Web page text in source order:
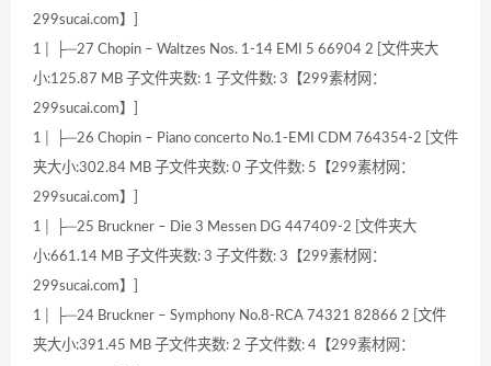
299sucai.com】]
1│ ├─27 Chopin – Waltzes Nos. 1-14 EMI 5 66904 2 [文件夹大
小:125.87 MB 子文件夹数: 1 子文件数: 3【299素材网：
299sucai.com】]
1│ ├─26 Chopin – Piano concerto No.1-EMI CDM 764354-2 [文件
夹大小:302.84 MB 子文件夹数: 0 子文件数: 5【299素材网：
299sucai.com】]
1│ ├─25 Bruckner – Die 3 Messen DG 447409-2 [文件夹大
小:661.14 MB 子文件夹数: 3 子文件数: 3【299素材网：
299sucai.com】]
1│ ├─24 Bruckner – Symphony No.8-RCA 74321 82866 2 [文件
夹大小:391.45 MB 子文件夹数: 2 子文件数: 4【299素材网：